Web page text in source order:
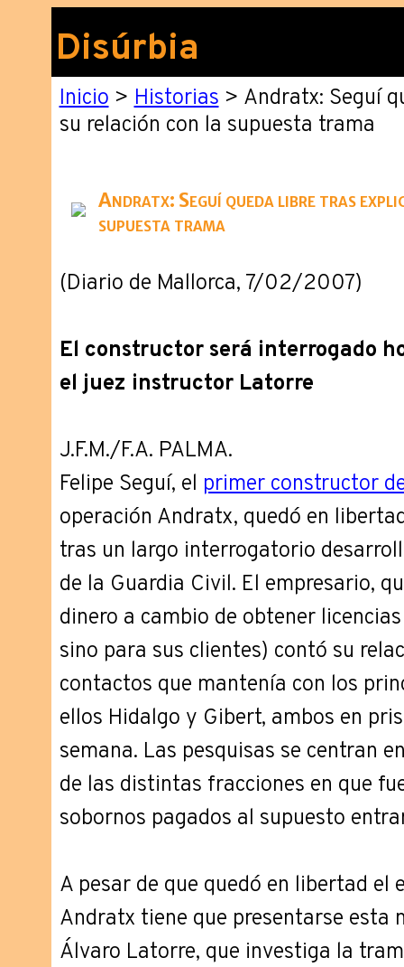
Disúrbia
Inicio>Historias> Andratx: Seguí
su relación con la supuesta trama
Andratx: Seguí queda libre tras
supuesta trama
(Diario de Mallorca, 7/02/2007)
El constructor será interrogado
el juez instructor Latorre
J.F.M./F.A. PALMA.
Felipe Seguí, el primer constructor
operación Andratx, quedó en
tras un largo interrogatorio
de la Guardia Civil. El empresario,
dinero a cambio de obtener
sino para sus clientes) contó su
contactos que mantenía con los
ellos Hidalgo y Gibert, ambos en
semana. Las pesquisas se centran
de las distintas fracciones en que
sobornos pagados al supuesto
A pesar de que quedó en libertad el
Andratx tiene que presentarse esta
Álvaro Latorre, que investiga la